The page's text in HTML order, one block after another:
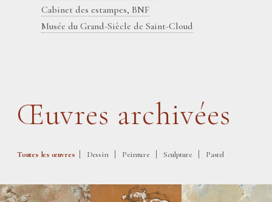
Cabinet des estampes, BNF
Musée du Grand-Siècle de Saint-Cloud
Œuvres archivées
Toutes les œuvres | Dessin | Peinture | Sculpture | Pastel